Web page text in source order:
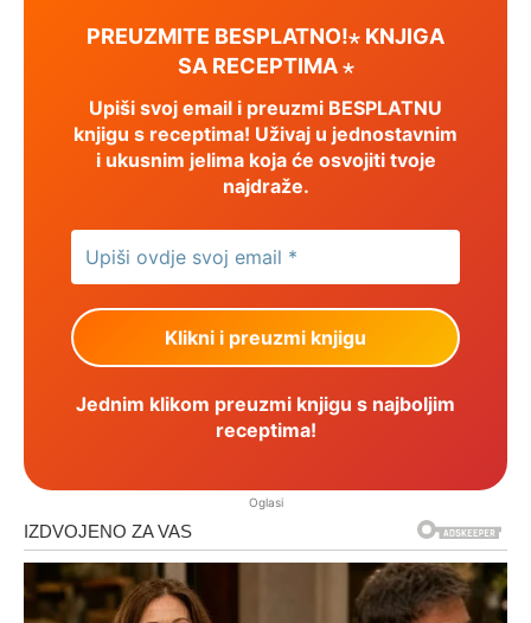
PREUZMITE BESPLATNO!⋆ KNJIGA
SA RECEPTIMA ⋆
Upiši svoj email i preuzmi BESPLATNU
knjigu s receptima! Uživaj u jednostavnim
i ukusnim jelima koja će osvojiti tvoje
najdraže.
Jednim klikom preuzmi knjigu s najboljim
receptima!
Oglasi